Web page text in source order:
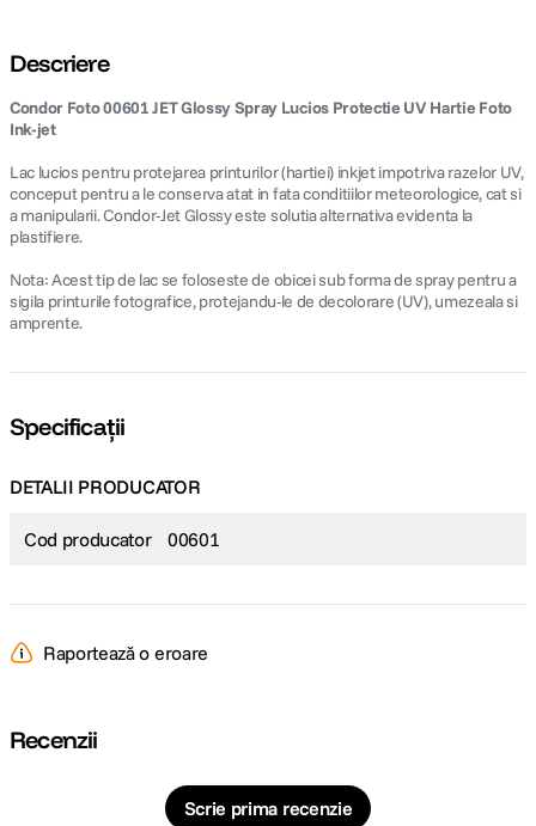
Descriere
Condor Foto 00601 JET Glossy Spray Lucios Protectie UV Hartie Foto
Ink-jet
Lac lucios pentru protejarea printurilor (hartiei) inkjet impotriva razelor UV,
conceput pentru a le conserva atat in fata conditiilor meteorologice, cat si
a manipularii. Condor-Jet Glossy este solutia alternativa evidenta la
plastifiere.
Nota: Acest tip de lac se foloseste de obicei sub forma de spray pentru a
sigila printurile fotografice, protejandu-le de decolorare (UV), umezeala si
amprente.
Specificații
DETALII PRODUCATOR
Cod producator 00601
Raportează o eroare
Recenzii
Scrie prima recenzie